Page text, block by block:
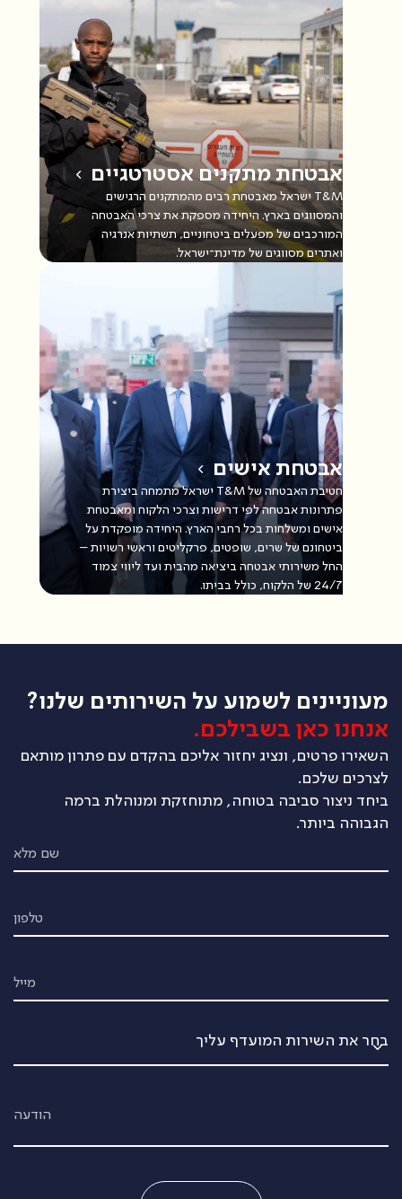
אבטחת מתקנים אסטרטגיים
T&M ישראל מאבטחת רבים מהמתקנים הרגישים
והמסווגים בארץ. היחידה מספקת את צרכי האבטחה
המורכבים של מפעלים ביטחוניים, תשתיות אנרגיה
ואתרים מסווגים של מדינת־ישראל.
אבטחת אישים
חטיבת האבטחה של T&M ישראל מתמחה ביצירת
פתרונות אבטחה לפי דרישות וצרכי הלקוח ומאבטחת
אישים ומשלחות בכל רחבי הארץ. היחידה מופקדת על
ביטחונם של שרים, שופטים, פרקליטים וראשי רשויות –
החל משירותי אבטחה ביציאה מהבית ועד ליווי צמוד
24/7 של הלקוח, כולל בביתו.
מעוניינים לשמוע על השירותים שלנו?
אנחנו כאן בשבילכם.
השאירו פרטים, ונציג יחזור אליכם בהקדם עם פתרון מותאם
לצרכים שלכם.
ביחד ניצור סביבה בטוחה, מתוחזקת ומנוהלת ברמה
הגבוהה ביותר.
שם מלא
טלפון
מייל
הודעה